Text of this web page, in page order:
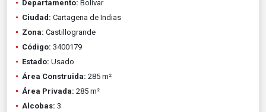
Departamento: Bolívar
Ciudad: Cartagena de Indias
Zona: Castillogrande
Código: 3400179
Estado: Usado
Área Construida: 285 m²
Área Privada: 285 m²
Alcobas: 3